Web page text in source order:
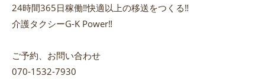
24時間365日稼働‼️快適以上の移送をつくる‼️
介護タクシーG-K Power‼️
ご予約、お問い合わせ
070-1532-7930